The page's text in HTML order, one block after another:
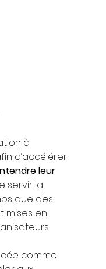
à
d’accélérer
leur
servir la
que des
mises en
comme